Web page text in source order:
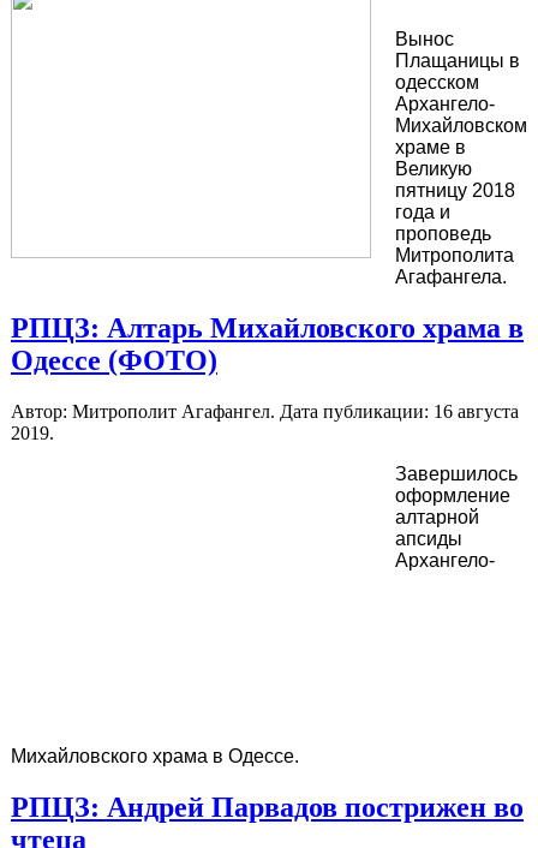
Вынос
Плащаницы в
одесском
Архангело-
Михайловском
храме в
Великую
пятницу 2018
года и
проповедь
Митрополита
Агафангела.
РПЦЗ: Алтарь Михайловского храма в
Одессе (ФОТО)
Автор: Митрополит Агафангел. Дата публикации: 16 августа
2019.
Завершилось
оформление
алтарной
апсиды
Архангело-
Михайловского храма в Одессе.
РПЦЗ: Андрей Парвадов пострижен во
чтеца